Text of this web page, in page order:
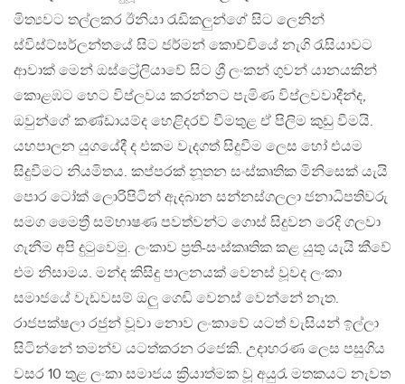
මිත්‍යවට තල්ලකර ඊනියා රැඩිකලුන්ගේ සිට ලෙනින්
ස්විස්ට්සර්ලන්තයේ සිට ජර්මන් කොච්චියේ නැගි රැසියාවට
ආවාක් මෙන් ඔස්ට්‍රේලියාවේ සිට ශ්‍රී ලංකන් ගුවන් යානයකින්
කොළඹට හෙට විප්ලවය කරන්නට පැමිණ විප්ලවවාදීන්ද,
ඔවුන්ගේ කණ්ඩායම්ද හෙළිදරව් වීමතුළ ඒ පිලිම කුඩු වීමයි.
යහපාලන යුගයේදී ද එකම වැදගත් සිදුවීම ලෙස හෝ එයම
සිදුවීමට නියමිතය. කප්පරක් නූතන සංස්කෘතික මිනිසෙක් යැයි
පොර ටෝක් ලොරිපිටින් ඇදබාන සන්නස්ගලලා ජනාධිපතිවරු
සමග ​මෛත්‍රී සම්භාෂණ පවත්වන්ට ගොස් සිදුවන රෙදි ගලවා
ගැනීම අපි දුටුවෙමු. ලංකාව ප්‍රති-සංස්කෘතික කළ යුතු යැයි කීවේ
එම නිසාමය. මන්ද කිසිදු පාලනයක් වෙනස් වූවද ලංකා
සමාජයේ වැඩවසම් ​ඔලු ගෙඩි වෙනස් වෙන්නේ නැත.
රාජපක්ෂලා රජුන් වූවා නොව ලංකාවේ යටත් වැසියන් ඉල්ලා
සිටින්නේ තමන්ව යටත්කරන රජෙකි. උදාහරණ ලෙස පසුගිය
වසර 10 තුළ ලංකා සමාජය ක්‍රියාත්මක වූ අයුරැ මතකයට නැවත